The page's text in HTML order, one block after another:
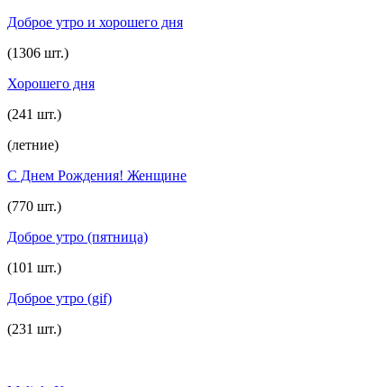
Доброе утро и хорошего дня
(1306 шт.)
Хорошего дня
(241 шт.)
(летние)
С Днем Рождения! Женщине
(770 шт.)
Доброе утро (пятница)
(101 шт.)
Доброе утро (gif)
(231 шт.)